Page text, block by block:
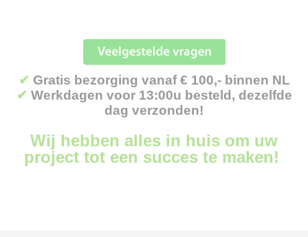
✔ Gratis bezorging vanaf € 100,- binnen NL
✔ Werkdagen voor 13:00u besteld, dezelfde
dag verzonden!
Wij hebben alles in huis om uw
project tot een succes te maken!